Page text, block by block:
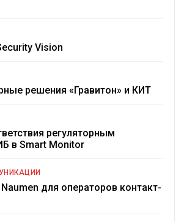
Vision
решения «Гравитон» и КИТ
регуляторным
в Smart Monitor
для операторов контакт-